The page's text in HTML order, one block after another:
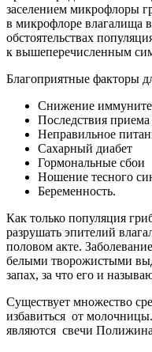
заселением микрофлоры
в микрофлоре влагалища
обстоятельствах
к вышеперечисленным
Благоприятные факторы
Снижение
Последствия
Неправильное
Сахарный диабет
Гормональные сбои
Ношение тесного
Беременность.
Как только популяция
разрушать эпителий
половом акте.
белыми творожистыми
запах, за что его и
Существует множество
избавиться от
являются свечи